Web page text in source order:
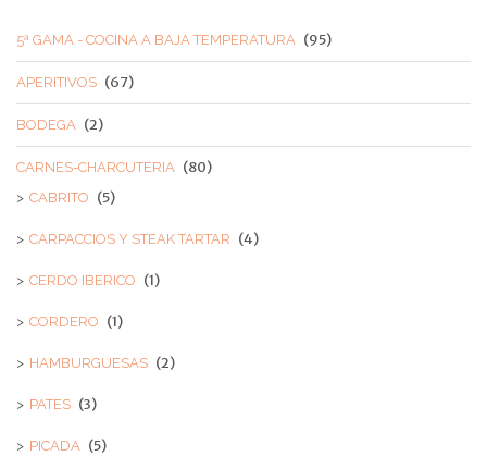
5ª GAMA - COCINA A BAJA TEMPERATURA (95)
APERITIVOS (67)
BODEGA (2)
CARNES-CHARCUTERIA (80)
CABRITO (5)
CARPACCIOS Y STEAK TARTAR (4)
CERDO IBERICO (1)
CORDERO (1)
HAMBURGUESAS (2)
PATES (3)
PICADA (5)